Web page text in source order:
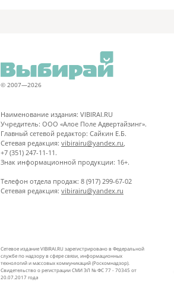
© 2007—2026
Наименование издания: VIBIRAI.RU
Учредитель: ООО «Алое Поле Адвертайзинг».
Главный сетевой редактор: Сайкин Е.Б.
Сетевая редакция: vibirairu@yandex.ru
+7 (351) 247-11-11.
Знак информационной продукции: 16+.
Телефон отдела продаж: 8 (917) 299-67-02
Сетевая редакция: vibirairu@yandex.ru
Сетевое издание VIBIRAI.RU зарегистрировано в Федеральной
службе по надзору в сфере связи, информационных
технологий и массовых коммуникаций (Роскомнадзор).
Свидетельство о регистрации СМИ ЭЛ № ФС 77 - 70345 от
20.07.2017 года